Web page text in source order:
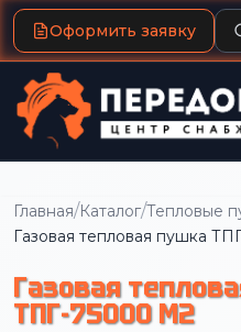
Оформить заявку
Главная/Каталог/Тепловые
Газовая тепловая пушка
Газовая
ТПГ-75000 М2